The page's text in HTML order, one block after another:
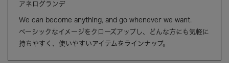
アネログランデ
We can become anything, and go whenever we want.
ベーシックなイメージをクローズアップし、どんな方にも気軽に
持ちやすく、使いやすいアイテムをラインナップ。